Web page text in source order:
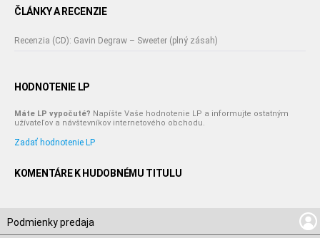
ČLÁNKY A RECENZIE
Recenzia (CD): Gavin Degraw – Sweeter (plný zásah)
HODNOTENIE LP
Máte LP vypočuté? Napíšte Vaše hodnotenie LP a informujte ostatným
užívateľov a návštevníkov internetového obchodu.
Zadať hodnotenie LP
KOMENTÁRE K HUDOBNÉMU TITULU
Podmienky predaja